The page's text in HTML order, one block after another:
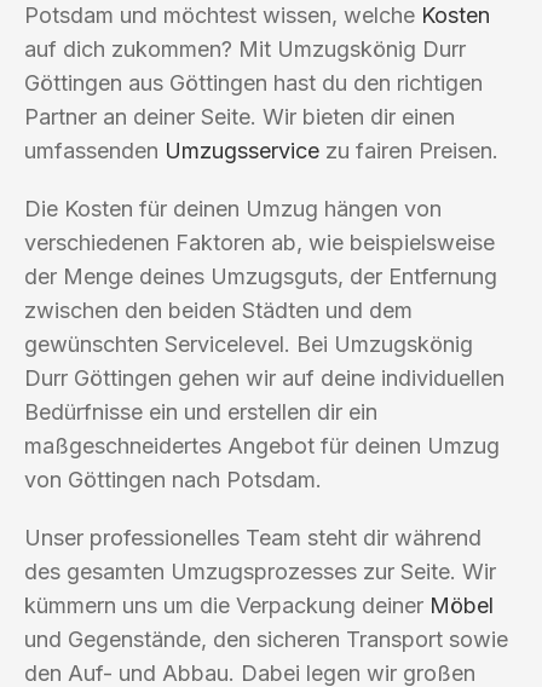
Potsdam und möchtest wissen, welche Kosten
auf dich zukommen? Mit Umzugskönig Durr
Göttingen aus Göttingen hast du den richtigen
Partner an deiner Seite. Wir bieten dir einen
umfassenden Umzugsservice zu fairen Preisen.
Die Kosten für deinen Umzug hängen von
verschiedenen Faktoren ab, wie beispielsweise
der Menge deines Umzugsguts, der Entfernung
zwischen den beiden Städten und dem
gewünschten Servicelevel. Bei Umzugskönig
Durr Göttingen gehen wir auf deine individuellen
Bedürfnisse ein und erstellen dir ein
maßgeschneidertes Angebot für deinen Umzug
von Göttingen nach Potsdam.
Unser professionelles Team steht dir während
des gesamten Umzugsprozesses zur Seite. Wir
kümmern uns um die Verpackung deiner Möbel
und Gegenstände, den sicheren Transport sowie
den Auf- und Abbau. Dabei legen wir großen